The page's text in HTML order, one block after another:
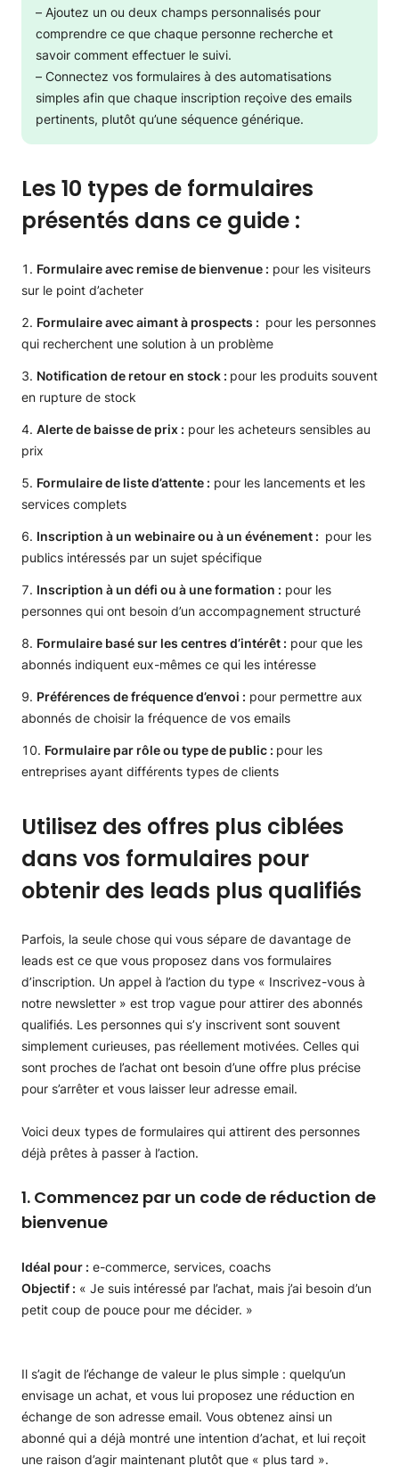
– Ajoutez un ou deux champs personnalisés pour
comprendre ce que chaque personne recherche et
savoir comment effectuer le suivi.
– Connectez vos formulaires à des automatisations
simples afin que chaque inscription reçoive des emails
pertinents, plutôt qu’une séquence générique.
Les 10 types de formulaires
présentés dans ce guide :
Formulaire avec remise de bienvenue : pour les visiteurs
sur le point d’acheter
Formulaire avec aimant à prospects : pour les personnes
qui recherchent une solution à un problème
Notification de retour en stock : pour les produits souvent
en rupture de stock
Alerte de baisse de prix : pour les acheteurs sensibles au
prix
Formulaire de liste d’attente : pour les lancements et les
services complets
Inscription à un webinaire ou à un événement : pour les
publics intéressés par un sujet spécifique
Inscription à un défi ou à une formation : pour les
personnes qui ont besoin d’un accompagnement structuré
Formulaire basé sur les centres d’intérêt : pour que les
abonnés indiquent eux-mêmes ce qui les intéresse
Préférences de fréquence d’envoi : pour permettre aux
abonnés de choisir la fréquence de vos emails
Formulaire par rôle ou type de public : pour les
entreprises ayant différents types de clients
Utilisez des offres plus ciblées
dans vos formulaires pour
obtenir des leads plus qualifiés
Parfois, la seule chose qui vous sépare de davantage de
leads est ce que vous proposez dans vos formulaires
d’inscription. Un appel à l’action du type « Inscrivez-vous à
notre newsletter » est trop vague pour attirer des abonnés
qualifiés. Les personnes qui s’y inscrivent sont souvent
simplement curieuses, pas réellement motivées. Celles qui
sont proches de l’achat ont besoin d’une offre plus précise
pour s’arrêter et vous laisser leur adresse email.
Voici deux types de formulaires qui attirent des personnes
déjà prêtes à passer à l’action.
1. Commencez par un code de réduction de
bienvenue
Idéal pour : e-commerce, services, coachs
Objectif : « Je suis intéressé par l’achat, mais j’ai besoin d’un
petit coup de pouce pour me décider. »
Il s’agit de l’échange de valeur le plus simple : quelqu’un
envisage un achat, et vous lui proposez une réduction en
échange de son adresse email. Vous obtenez ainsi un
abonné qui a déjà montré une intention d’achat, et lui reçoit
une raison d’agir maintenant plutôt que « plus tard ».